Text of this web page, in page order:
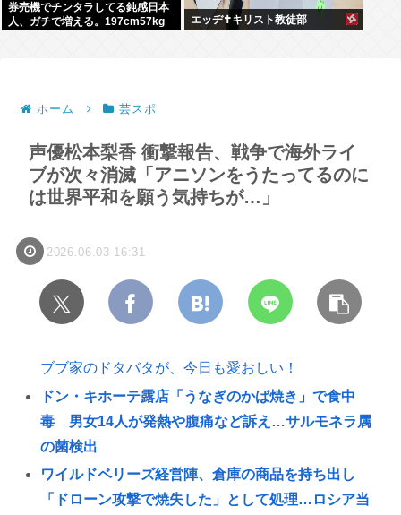
券売機でチンタラしてる鈍感日本
人、ガチで増える。197cm57kg
エッヂ✝️キリスト教徒部
ホーム 芸スポ
声優松本梨香 衝撃報告、戦争で海外ライ
ブが次々消滅「アニソンをうたってるのに
は世界平和を願う気持ちが…」
2026.06.03 16:31
ブブ家のドタバタが、今日も愛おしい！
ドン・キホーテ露店「うなぎのかば焼き」で食中
毒 男女14人が発熱や腹痛など訴え…サルモネラ属
の菌検出
ワイルドベリーズ経営陣、倉庫の商品を持ち出し
「ドローン攻撃で焼失した」として処理…ロシア当